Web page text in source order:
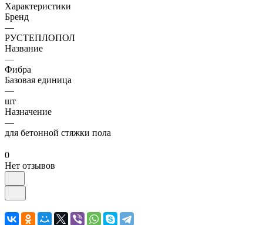
Характеристики
Бренд
—
РУСТЕПЛОПОЛ
Название
—
Фибра
Базовая единица
—
шт
Назначение
—
для бетонной стяжки пола
0
Нет отзывов